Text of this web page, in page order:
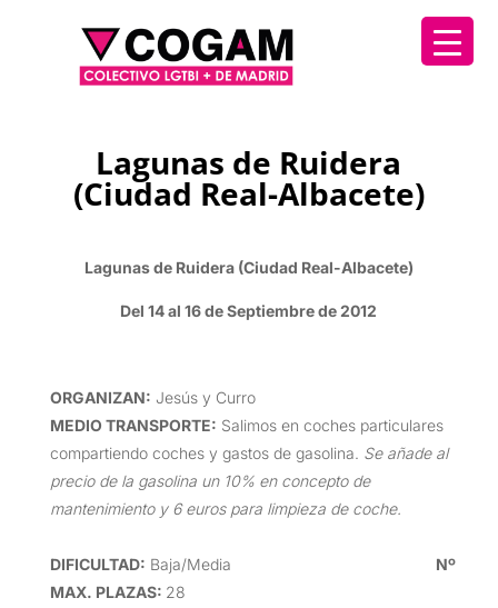
Lagunas de Ruidera
(Ciudad Real-Albacete)
Lagunas de Ruidera (Ciudad Real-Albacete)
Del 14 al 16 de Septiembre de 2012
ORGANIZAN: Jesús y Curro
MEDIO TRANSPORTE: Salimos en coches particulares
compartiendo coches y gastos de gasolina. Se añade al
precio de la gasolina un 10% en concepto de
mantenimiento y 6 euros para limpieza de coche.
DIFICULTAD: Baja/Media Nº
MAX. PLAZAS: 28